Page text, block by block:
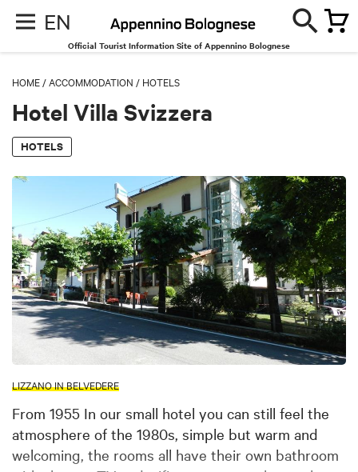
EN
Official Tourist Information Site of Appennino Bolognese
HOME /ACCOMMODATION / HOTELS
Hotel Villa Svizzera
HOTELS
LIZZANO IN BELVEDERE
From 1955 In our small hotel you can still feel the
atmosphere of the 1980s, simple but warm and
welcoming, the rooms all have their own bathroom